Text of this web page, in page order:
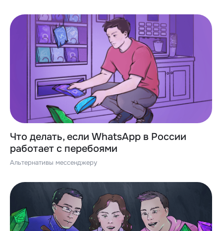
Что делать, если WhatsApp в России
работает с перебоями
Альтернативы мессенджеру